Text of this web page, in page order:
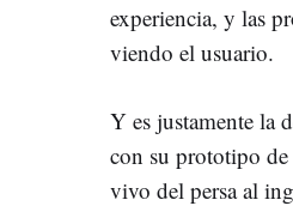
experiencia, y las
viendo el usuario.
Y es justamente la
con su prototipo
vivo del persa al